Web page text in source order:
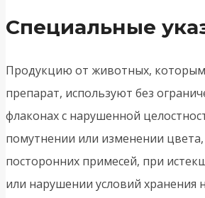
Специальные
Продукцию от животных,
препарат, используют без
флаконах с нарушенной
помутнении или изменении
посторонних примесей, при
или нарушении условий хранения